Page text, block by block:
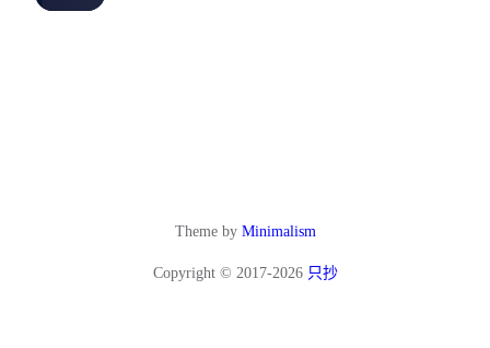
Theme by Minimalism
Copyright © 2017-2026 只抄